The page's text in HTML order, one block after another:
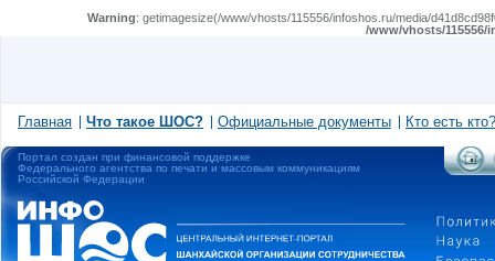
Warning: getimagesize(/www/vhosts/115556/infoshos.ru/media/
/www/vhosts/
Главная Что такое ШОС? Официальные документы Кто есть кто?
Портал создан при финансовой поддержке
Федерального агентства по печати и массовым коммуникациям
Российской Федерации